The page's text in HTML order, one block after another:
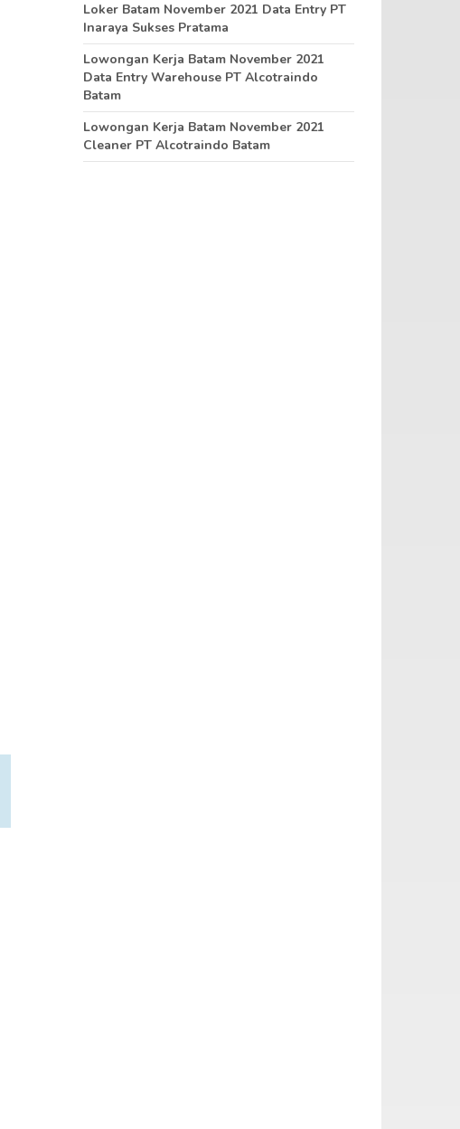
Loker Batam November 2021 Data Entry PT
Inaraya Sukses Pratama
Lowongan Kerja Batam November 2021
Data Entry Warehouse PT Alcotraindo
Batam
Lowongan Kerja Batam November 2021
Cleaner PT Alcotraindo Batam